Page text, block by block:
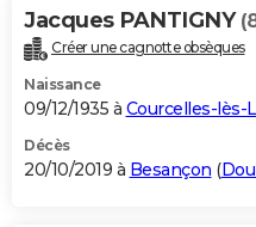
Jacques PANTIGNY
Créer une cagnotte obsèques
Naissance
09/12/1935 à Courcelles-lès-
Décès
20/10/2019 à Besançon (